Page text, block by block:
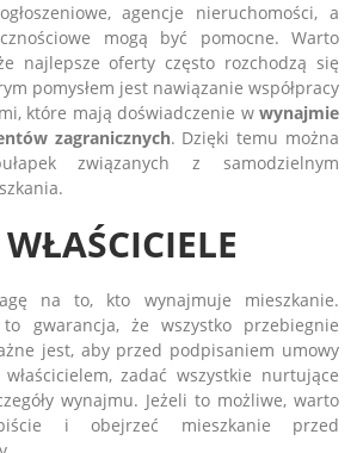
agencje nieruchomości, a
mogą być pomocne. Warto
najlepsze oferty często rozchodzą się
pomysłem jest nawiązanie współpracy
które mają doświadczenie w wynajmie
zagranicznych. Dzięki temu można
związanych z samodzielnym
na to, kto wynajmuje mieszkanie.
to gwarancja, że wszystko przebiegnie
jest, aby przed podpisaniem umowy
zadać wszystkie nurtujące
wynajmu. Jeżeli to możliwe, warto
i obejrzeć mieszkanie przed